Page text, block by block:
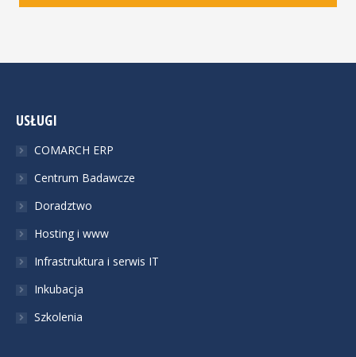
USŁUGI
COMARCH ERP
Centrum Badawcze
Doradztwo
Hosting i www
Infrastruktura i serwis IT
Inkubacja
Szkolenia